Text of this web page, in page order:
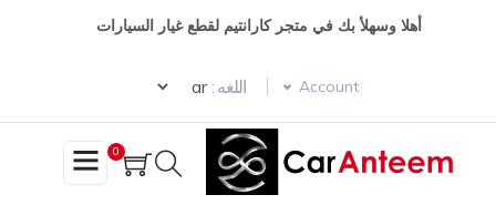
أهلا وسهلأ بك في متجر كارانتيم لقطع غيار السيارات
Account اللغه :
Select your language
0